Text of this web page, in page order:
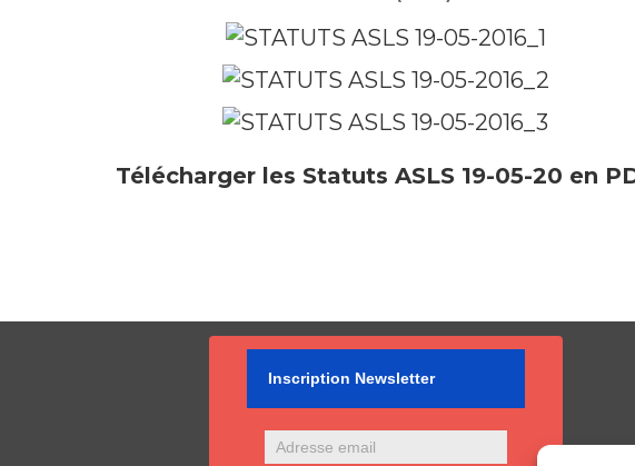
Télécharger les Statuts ASLS 19-05-20 en
Inscription Newsletter